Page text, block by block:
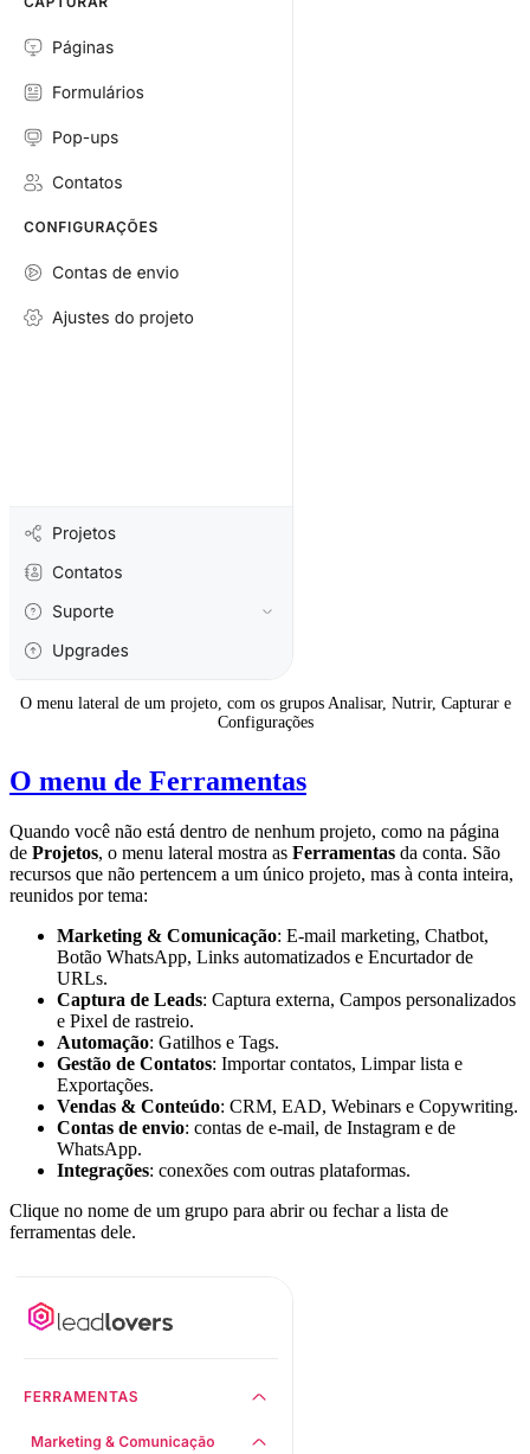
O menu lateral de um projeto, com os grupos Analisar, Nutrir, Capturar e
Configurações
O menu de Ferramentas
Quando você não está dentro de nenhum projeto, como na página
de Projetos, o menu lateral mostra as Ferramentas da conta. São
recursos que não pertencem a um único projeto, mas à conta inteira,
reunidos por tema:
Marketing & Comunicação: E-mail marketing, Chatbot,
Botão WhatsApp, Links automatizados e Encurtador de
URLs.
Captura de Leads: Captura externa, Campos personalizados
e Pixel de rastreio.
Automação: Gatilhos e Tags.
Gestão de Contatos: Importar contatos, Limpar lista e
Exportações.
Vendas & Conteúdo: CRM, EAD, Webinars e Copywriting.
Contas de envio: contas de e-mail, de Instagram e de
WhatsApp.
Integrações: conexões com outras plataformas.
Clique no nome de um grupo para abrir ou fechar a lista de
ferramentas dele.